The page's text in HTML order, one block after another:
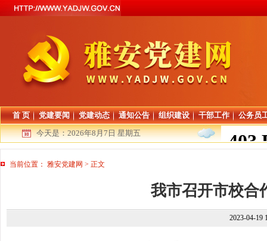
首 页 党建要闻 党建动态 通知公告 组织建设 干部工作
公务员
今天是：2026年8月7日 星期五
当前位置： 雅安党建网 > 正文
我市召开市校合
2023-04-